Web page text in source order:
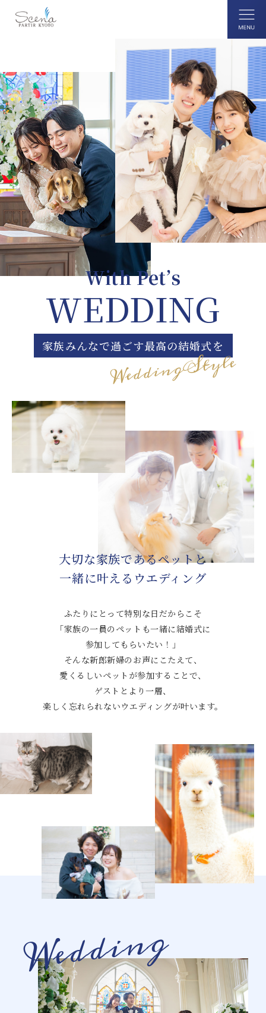
With Pet’s
WEDDING
家族みんなで過ごす最高の結婚式を
WeddingStyle
大切な家族であるペットと
一緒に叶えるウエディング
ふたりにとって特別な日だからこそ
「家族の一員のペットも一緒に結婚式に
参加してもらいたい！」
そんな新郎新婦のお声にこたえて、
愛くるしいペットが参加することで、
ゲストとより一層、
楽しく忘れられないウエディングが叶います。